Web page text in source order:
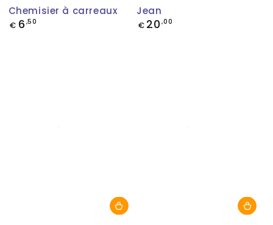
Chemisier à carreaux
Prix
€ 6 ,50
Jean
Prix
€ 20 ,00